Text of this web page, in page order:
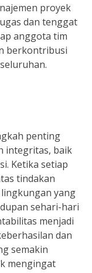
proyek
dan tenggat
anggota tim
berkontribusi
penting
integritas, baik
Ketika setiap
tindakan
yang
sehari-hari
menjadi
dan
semakin
mengingat